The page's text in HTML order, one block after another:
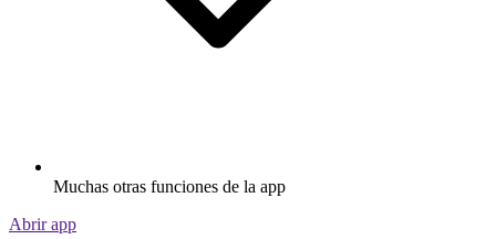
Muchas otras funciones de la app
Abrir app